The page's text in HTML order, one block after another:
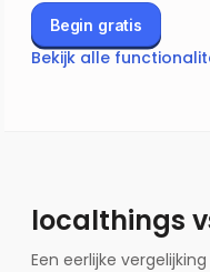
Begin gratis
Bekijk alle
localthings
Een eerlijke